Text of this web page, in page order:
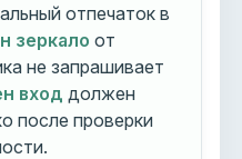
отпечаток в
зеркало от
не запрашивает
вход должен
после проверки